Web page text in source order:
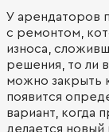
У арендаторов
с ремонтом,
износа,
решения, то ли
можно закрыть
появится
вариант, когда
делается